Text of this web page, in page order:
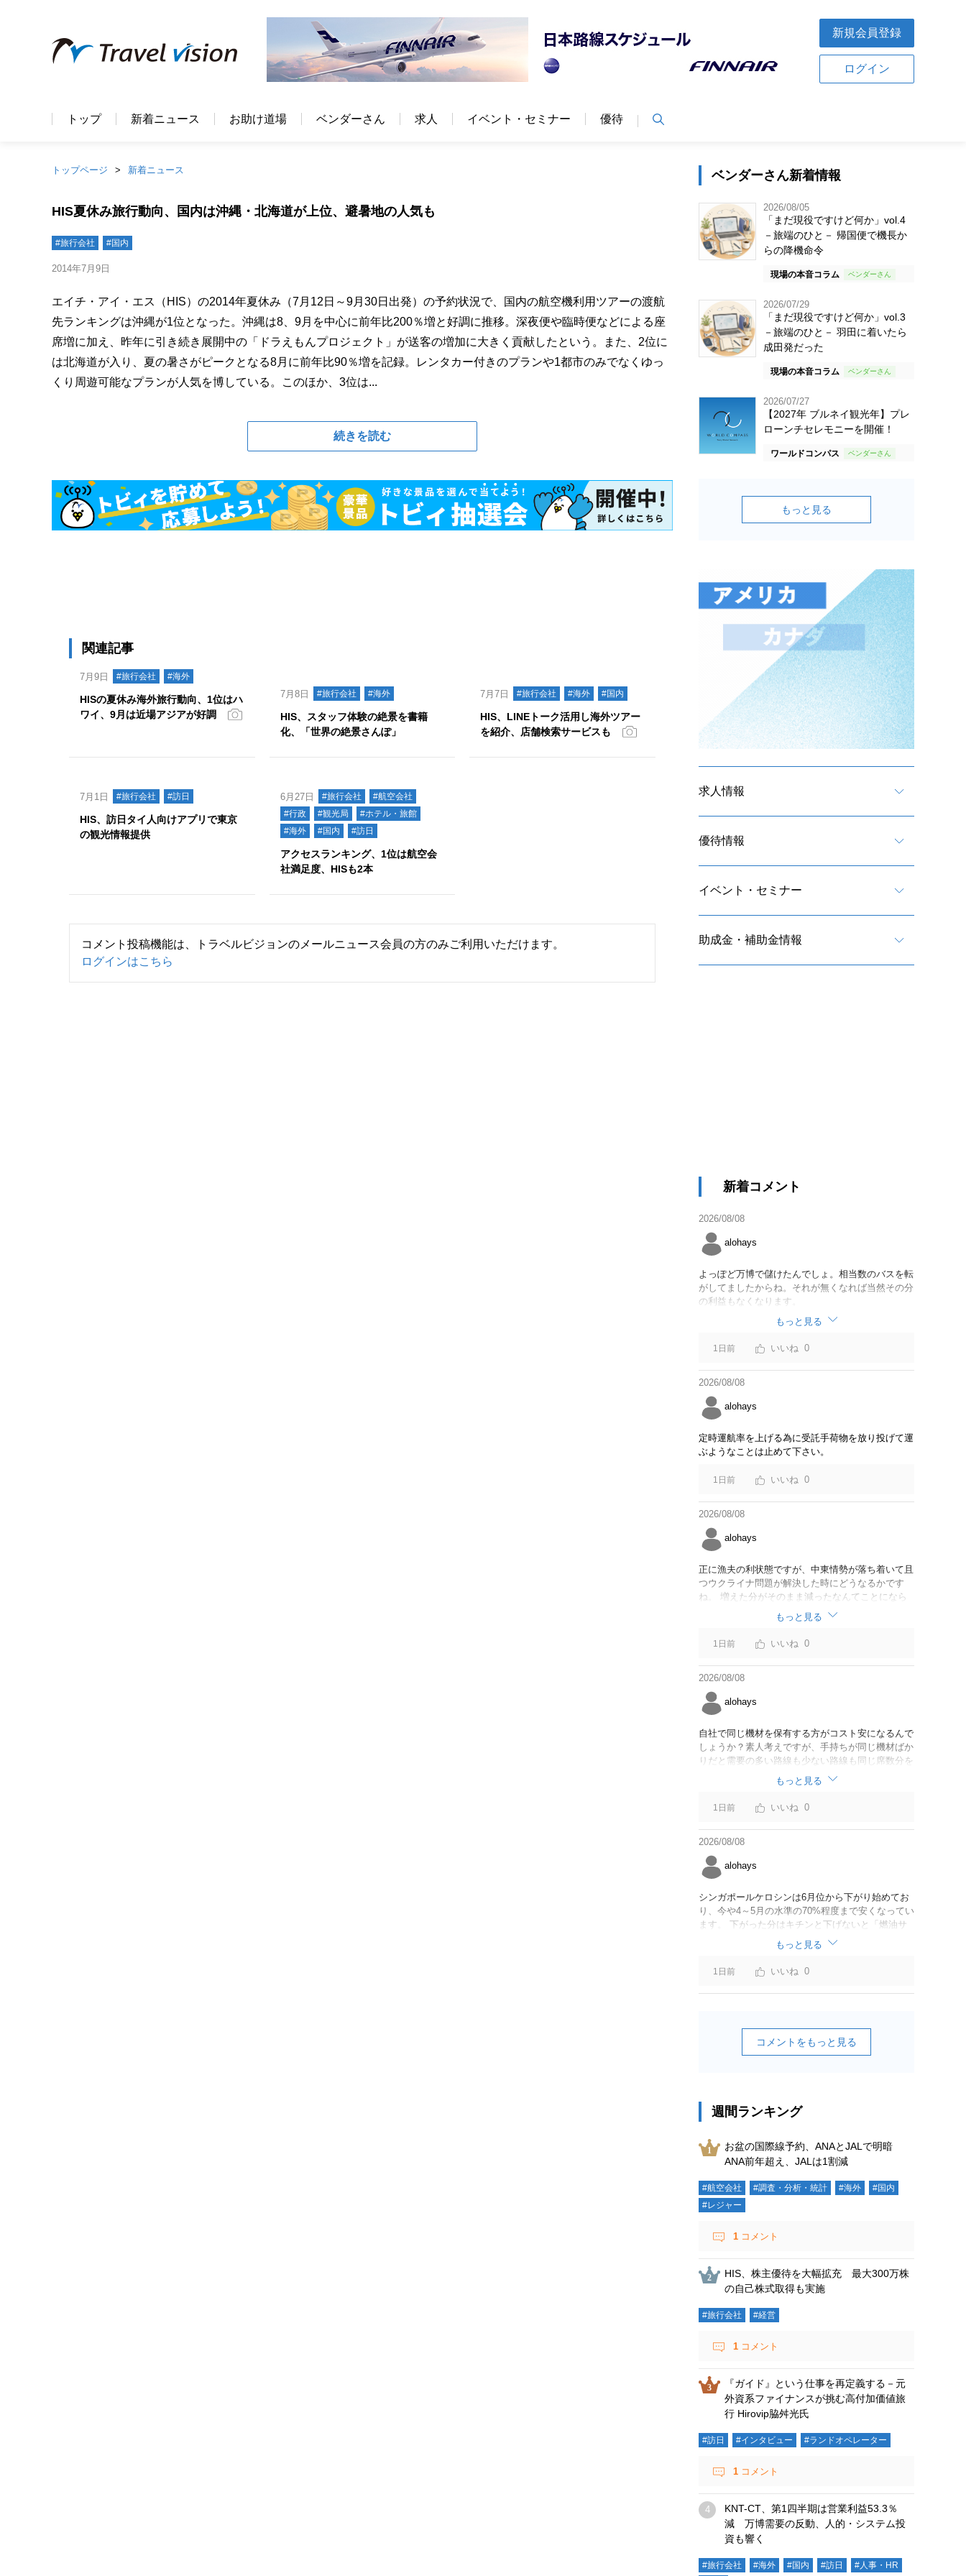
新規会員登録
ログイン
トップ 新着ニュース お助け道場 ベンダーさん 求人 イベント・セミナー 優待
トップページ 新着ニュース
HIS夏休み旅行動向、国内は沖縄・北海道が上位、避暑地の人気も
#旅行会社 #国内
2014年7月9日
エイチ・アイ・エス（HIS）の2014年夏休み（7月12日～9月30日出発）の予約状況で、国内の航空機利用ツアーの渡航
先ランキングは沖縄が1位となった。沖縄は8、9月を中心に前年比200％増と好調に推移。深夜便や臨時便などによる座
席増に加え、昨年に引き続き展開中の「ドラえもんプロジェクト」が送客の増加に大きく貢献したという。また、2位に
は北海道が入り、夏の暑さがピークとなる8月に前年比90％増を記録。レンタカー付きのプランや1都市のみでなくゆっ
くり周遊可能なプランが人気を博している。このほか、3位は...
続きを読む
関連記事
7月9日 #旅行会社 #海外
HISの夏休み海外旅行動向、1位はハ
ワイ、9月は近場アジアが好調
7月8日 #旅行会社 #海外
HIS、スタッフ体験の絶景を書籍
化、「世界の絶景さんぽ」
7月7日 #旅行会社 #海外 #国内
HIS、LINEトーク活用し海外ツアー
を紹介、店舗検索サービスも
7月1日 #旅行会社 #訪日
HIS、訪日タイ人向けアプリで東京
の観光情報提供
6月27日 #旅行会社
#航空会社
#行政
#観光局
#ホテル・旅館
#海外
#国内 #訪日
アクセスランキング、1位は航空会
社満足度、HISも2本
コメント投稿機能は、トラベルビジョンのメールニュース会員の方のみご利用いただけます。
ログインはこちら
ベンダーさん新着情報
2026/08/05
「まだ現役ですけど何か」vol.4
－旅端のひと－ 帰国便で機長か
らの降機命令
現場の本音コラム
2026/07/29
「まだ現役ですけど何か」vol.3
－旅端のひと－ 羽田に着いたら
成田発だった
現場の本音コラム
2026/07/27
【2027年 ブルネイ観光年】プレ
ローンチセレモニーを開催！
ワールドコンパス
もっと見る
求人情報
優待情報
イベント・セミナー
助成金・補助金情報
新着コメント
2026/08/08
alohays
よっぽど万博で儲けたんでしょ。相当数のバスを転
がしてましたからね。それが無くなれば当然その分
の利益もなくなります。
もっと見る
1日前 0
2026/08/08
alohays
定時運航率を上げる為に受託手荷物を放り投げて運
ぶようなことは止めて下さい。
1日前 0
2026/08/08
alohays
正に漁夫の利状態ですが、中東情勢が落ち着いて且
つウクライナ問題が解決した時にどうなるかです
ね。 増えた分がそのまま減ったなんてことになら
なければいいですが。
もっと見る
1日前 0
2026/08/08
alohays
自社で同じ機材を保有する方がコスト安になるんで
しょうか？素人考えですが、手持ちが同じ機材ばか
りだと需要の多い路線も少ない路線も同じ席数分を
供給することになるので、需要が多い路線には大型
機材を当て、少ない路線には小型機材を当てるな
ど、席数を調整するにはリース契約の方が対応しや
すいと思いました。
もっと見る
1日前 0
2026/08/08
alohays
シンガポールケロシンは6月位から下がり始めてお
り、今や4～5月の水準の70%程度まで安くなってい
ます。 下がった分はキチンと下げないと「燃油サ
ーチャージ＝利益」と判断されますよ。
もっと見る
1日前 0
コメントをもっと見る
週間ランキング
お盆の国際線予約、ANAとJALで明暗
ANA前年超え、JALは1割減
#航空会社 #調査・分析・統計 #海外
#国内
#レジャー
1 コメント
HIS、株主優待を大幅拡充 最大300万株
の自己株式取得も実施
#旅行会社 #経営
1 コメント
『ガイド』という仕事を再定義する－元
外資系ファイナンスが挑む高付加価値旅
行 Hirovip脇舛光氏
#訪日 #インタビュー #ランドオペレーター
1 コメント
KNT-CT、第1四半期は営業利益53.3％
減 万博需要の反動、人的・システム投
資も響く
#旅行会社 #海外 #国内 #訪日 #人事・HR